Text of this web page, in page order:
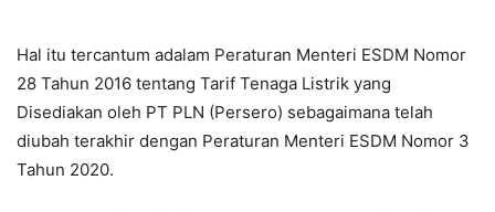
Hal itu tercantum adalam Peraturan Menteri ESDM Nomor
28 Tahun 2016 tentang Tarif Tenaga Listrik yang
Disediakan oleh PT PLN (Persero) sebagaimana telah
diubah terakhir dengan Peraturan Menteri ESDM Nomor 3
Tahun 2020.